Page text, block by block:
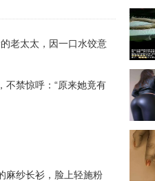
老太太，因一口水饺意
不禁惊呼：“原来她竟有
麻纱长衫，脸上轻施粉